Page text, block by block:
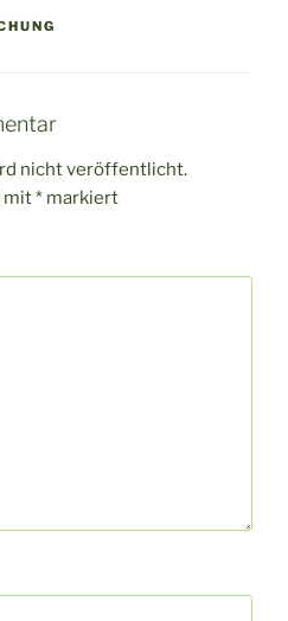
nicht veröffentlicht.
mit* markiert